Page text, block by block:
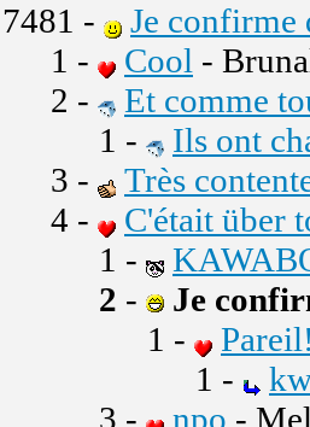
7481 -
Je confirme
1 -
Cool -
2 -
Et comme
1 -
Ils ont
3 -
Très
4 -
C'était über
1 -
2 - Je
1 -
Pareil!
1 -
3 -
npo -